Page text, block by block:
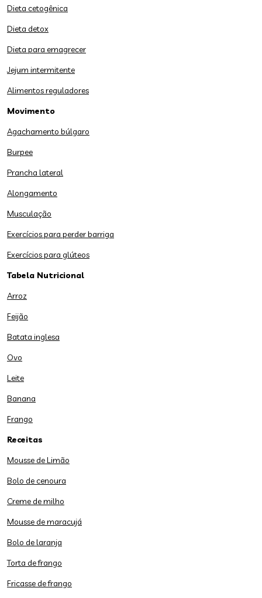
Dieta cetogênica
Dieta detox
Dieta para emagrecer
Jejum intermitente
Alimentos reguladores
Movimento
Agachamento búlgaro
Burpee
Prancha lateral
Alongamento
Musculação
Exercícios para perder barriga
Exercícios para glúteos
Tabela Nutricional
Arroz
Feijão
Batata inglesa
Ovo
Leite
Banana
Frango
Receitas
Mousse de Limão
Bolo de cenoura
Creme de milho
Mousse de maracujá
Bolo de laranja
Torta de frango
Fricasse de frango